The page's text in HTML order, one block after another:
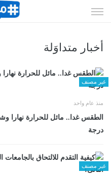
الى
أخبار متداوَلة
غير مصنف
منذ عام واحد
درجة
غير مصنف